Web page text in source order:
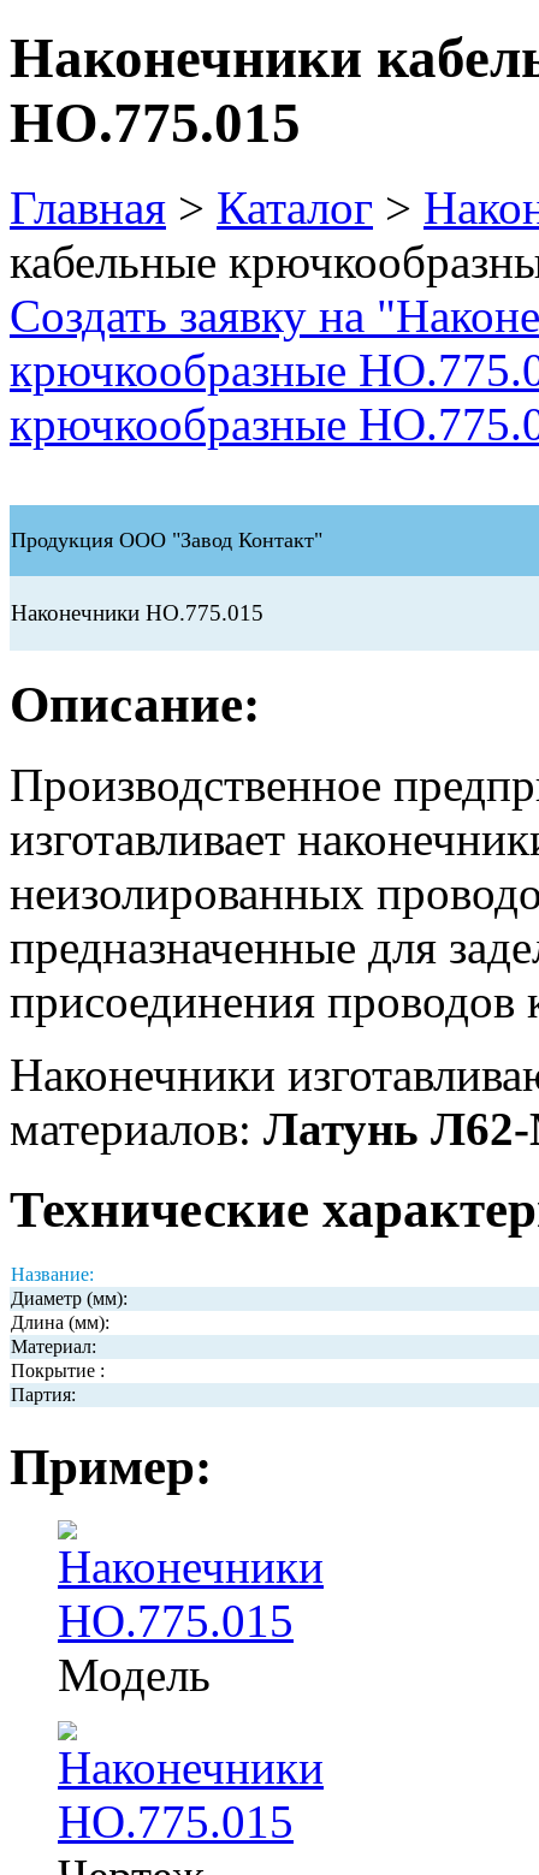
Наконечники
НО.775.015
Главная > Каталог >
кабельные
Создать заявку на
крючкообразные
крючкообразные
Продукция ООО "Завод Контакт"
Наконечники НО.775.015
Описание:
Производственное
изготавливает
неизолированных
предназначенные для
присоединения
Наконечники
материалов: Латунь
Технические
Название:
Диаметр (мм):
Длина (мм):
Материал:
Покрытие :
Партия:
Пример:
Модель